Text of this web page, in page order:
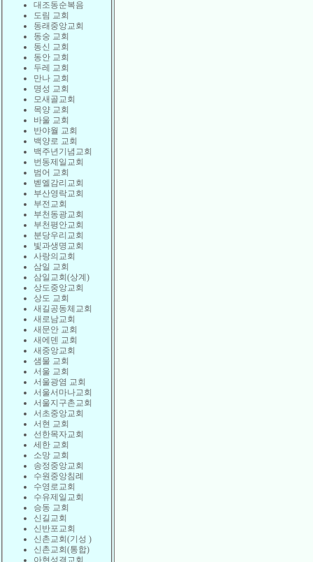
대조동순복음
도림 교회
동래중앙교회
동숭 교회
동신 교회
동안 교회
두레 교회
만나 교회
명성 교회
모새골교회
목양 교회
바울 교회
반야월 교회
백양로 교회
백주년기념교회
번동제일교회
범어 교회
벧엘감리교회
부산영락교회
부전교회
부천동광교회
부천평안교회
분당우리교회
빛과생명교회
사랑의교회
삼일 교회
삼일교회(상계)
상도중앙교회
상도 교회
새길공동체교회
새로남교회
새문안 교회
새에덴 교회
새중앙교회
샘물 교회
서울 교회
서울광염 교회
서울서마나교회
서울지구촌교회
서초중앙교회
서현 교회
선한목자교회
세한 교회
소망 교회
송정중앙교회
수원중앙침례
수영로교회
수유제일교회
승동 교회
신길교회
신반포교회
신촌교회(기성 )
신촌교회(통합)
아현성결교회